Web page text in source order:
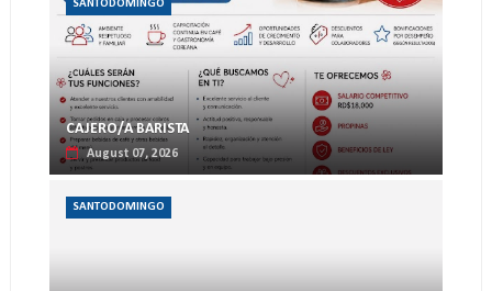
SANTODOMINGO
CAJERO/A BARISTA
August 07, 2026
SANTODOMINGO